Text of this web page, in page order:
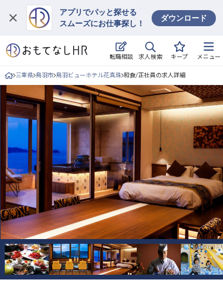
アプリでパッと探せる
スムーズにお仕事探し！
ダウンロード
転職相談 求人検索 キープ メニュー
ログイン
求人・施設を探す
キープした求人
就職・転職 合同説明会
おもてなしHRについて
ご利用の流れ
よくある質問
ホテル・宿泊業界情報コラム
無料 転職サポートに申し込む
三重県 鳥羽市 鳥羽ビューホテル花真珠 和食/正社員の求人詳細